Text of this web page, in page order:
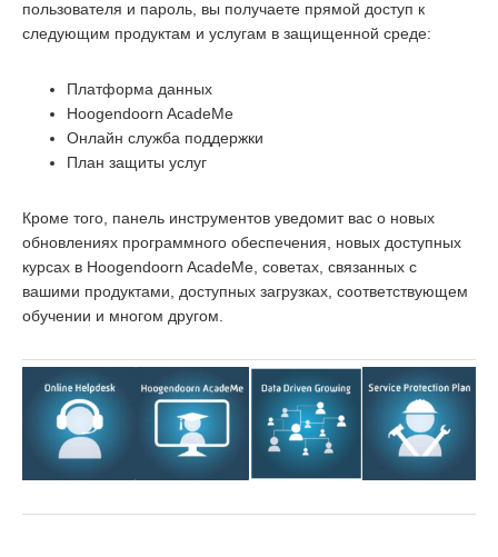
пользователя и пароль, вы получаете прямой доступ к
следующим продуктам и услугам в защищенной среде:
Платформа данных
Hoogendoorn AcadeMe
Онлайн служба поддержки
План защиты услуг
Кроме того, панель инструментов уведомит вас о новых
обновлениях программного обеспечения, новых доступных
курсах в Hoogendoorn AcadeMe, советах, связанных с
вашими продуктами, доступных загрузках, соответствующем
обучении и многом другом.